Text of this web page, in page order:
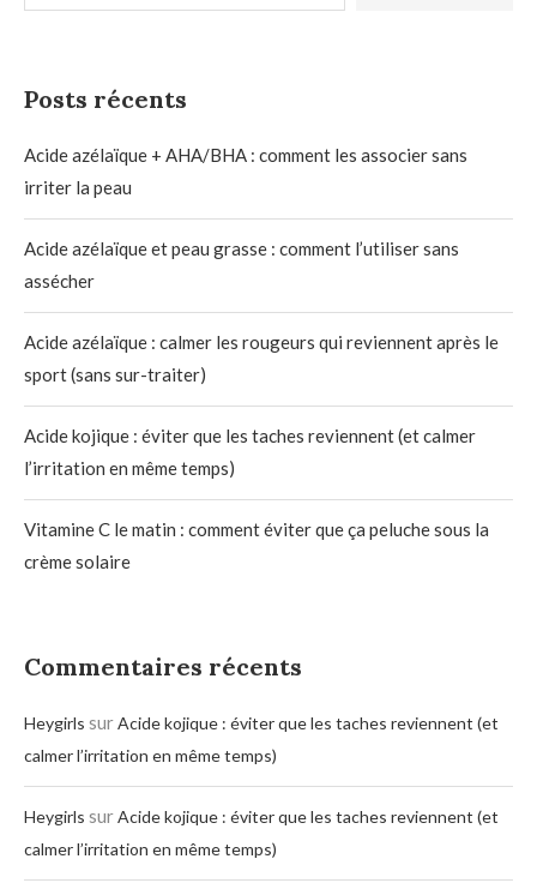
Posts récents
Acide azélaïque + AHA/BHA : comment les associer sans
irriter la peau
Acide azélaïque et peau grasse : comment l’utiliser sans
assécher
Acide azélaïque : calmer les rougeurs qui reviennent après le
sport (sans sur-traiter)
Acide kojique : éviter que les taches reviennent (et calmer
l’irritation en même temps)
Vitamine C le matin : comment éviter que ça peluche sous la
crème solaire
Commentaires récents
Heygirls surAcide kojique : éviter que les taches reviennent (et
calmer l’irritation en même temps)
Heygirls surAcide kojique : éviter que les taches reviennent (et
calmer l’irritation en même temps)